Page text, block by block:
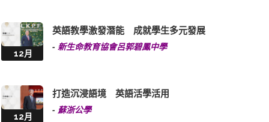
12月
英語教學激發潛能 成就學生多元發展
- 新生命教育協會呂郭碧鳳中學
12月
打造沉浸語境 英語活學活用
- 蘇浙公學